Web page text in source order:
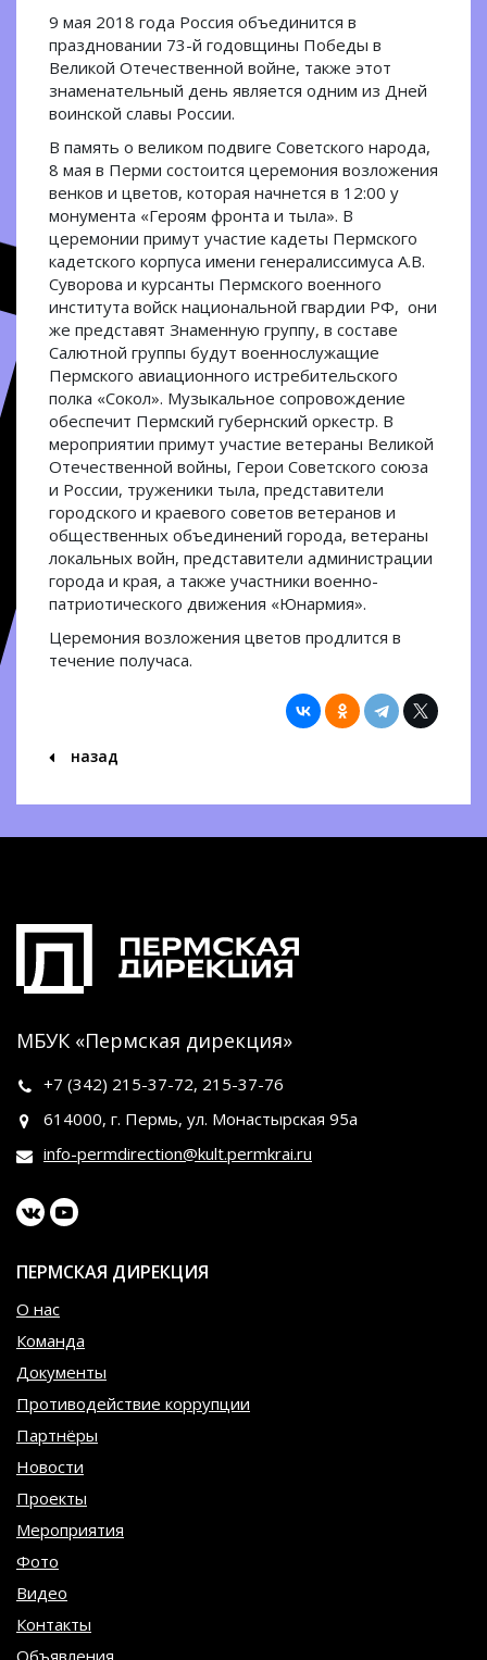
9 мая 2018 года Россия объединится в
праздновании 73-й годовщины Победы в
Великой Отечественной войне, также этот
знаменательный день является одним из Дней
воинской славы России.
В память о великом подвиге Советского народа,
8 мая в Перми состоится церемония возложения
венков и цветов, которая начнется в 12:00 у
монумента «Героям фронта и тыла». В
церемонии примут участие кадеты Пермского
кадетского корпуса имени генералиссимуса А.В.
Суворова и курсанты Пермского военного
института войск национальной гвардии РФ, они
же представят Знаменную группу, в составе
Салютной группы будут военнослужащие
Пермского авиационного истребительского
полка «Сокол». Музыкальное сопровождение
обеспечит Пермский губернский оркестр. В
мероприятии примут участие ветераны Великой
Отечественной войны, Герои Советского союза
и России, труженики тыла, представители
городского и краевого советов ветеранов и
общественных объединений города, ветераны
локальных войн, представители администрации
города и края, а также участники военно-
патриотического движения «Юнармия».
Церемония возложения цветов продлится в
течение получаса.
назад
МБУК «Пермская дирекция»
+7 (342) 215-37-72, 215-37-76
614000, г. Пермь, ул. Монастырская 95а
info-permdirection@kult.permkrai.ru
ПЕРМСКАЯ ДИРЕКЦИЯ
О нас
Команда
Документы
Противодействие коррупции
Партнёры
Новости
Проекты
Мероприятия
Фото
Видео
Контакты